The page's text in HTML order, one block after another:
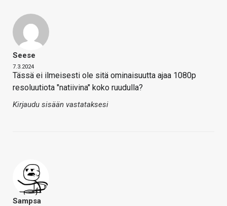
Seese
7.3.2024
Tässä ei ilmeisesti ole sitä ominaisuutta ajaa 1080p
resoluutiota "natiivina" koko ruudulla?
Kirjaudu sisään vastataksesi
Sampsa